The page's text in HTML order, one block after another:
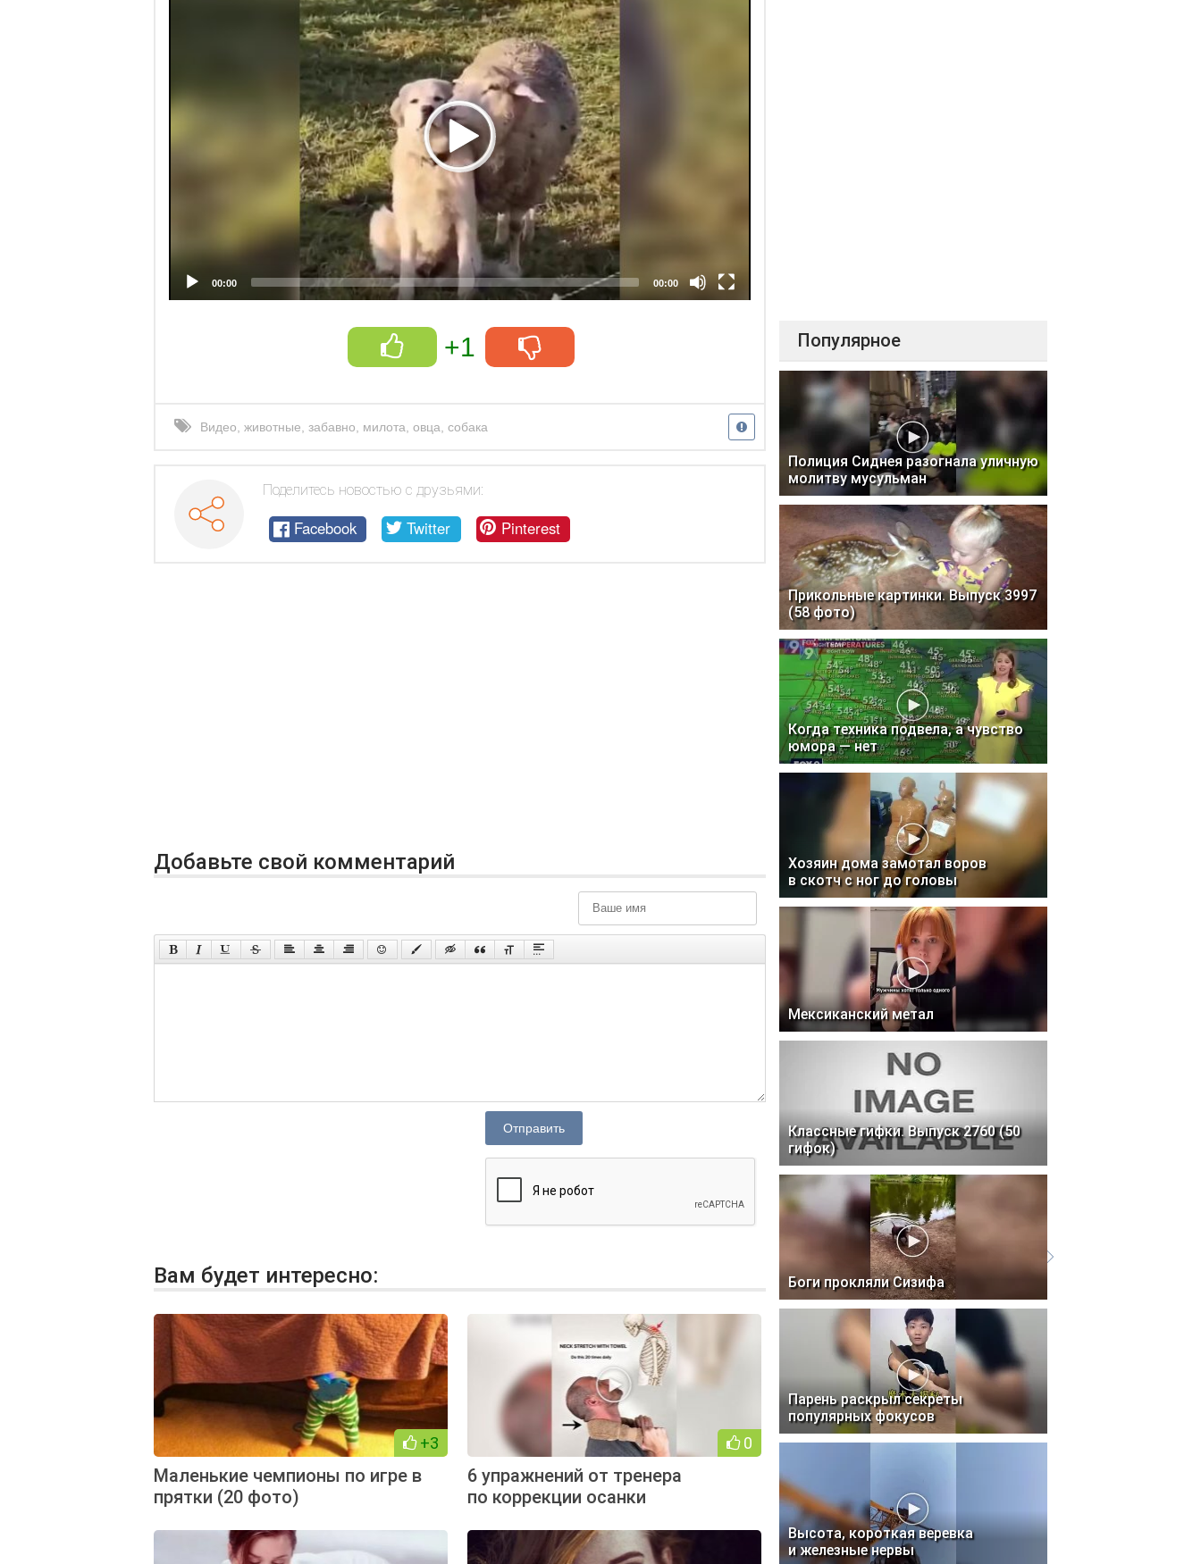
00:00 00:00
+1
Видео животные забавно милота овца собака
Поделитесь новостью с друзьями:
Facebook Twitter Pinterest
Добавьте свой комментарий
Отправить
Вам будет интересно:
+3
Маленькие чемпионы по игре в
прятки (20 фото)
0
6 упражнений от тренера
по коррекции осанки
Популярное
Полиция Сиднея разогнала уличную
молитву мусульман
Прикольные картинки. Выпуск 3997
(58 фото)
Когда техника подвела, а чувство
юмора — нет
Хозяин дома замотал воров
в скотч с ног до головы
Мексиканский метал
Классные гифки. Выпуск 2760 (50
гифок)
Боги прокляли Сизифа
Парень раскрыл секреты
популярных фокусов
Высота, короткая веревка
и железные нервы